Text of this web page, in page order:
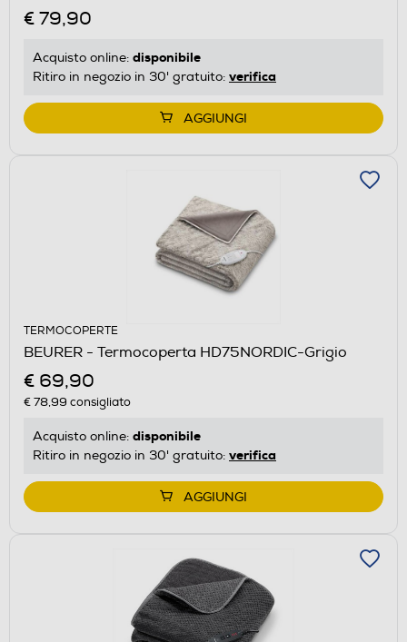
€ 79,90
Acquisto online: disponibile
Ritiro in negozio in 30' gratuito: verifica
AGGIUNGI
TERMOCOPERTE
BEURER - Termocoperta HD75NORDIC-Grigio
€ 69,90
€ 78,99 consigliato
Acquisto online: disponibile
Ritiro in negozio in 30' gratuito: verifica
AGGIUNGI